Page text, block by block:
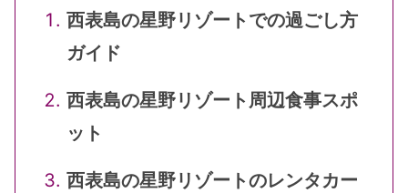
西表島の星野リゾートでの過ごし方
ガイド
西表島の星野リゾート周辺食事スポ
ット
西表島の星野リゾートのレンタカー